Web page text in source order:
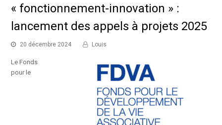
« fonctionnement-innovation » :
lancement des appels à projets 2025
20 décembre 2024 Louis
Le Fonds
pour le